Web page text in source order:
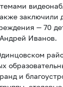
заключили
— 70
Иванов.
и